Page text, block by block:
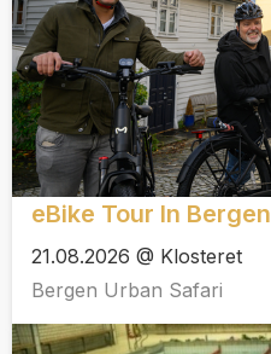
eBike Tour In Bergen
21.08.2026 @ Klosteret
Bergen Urban Safari